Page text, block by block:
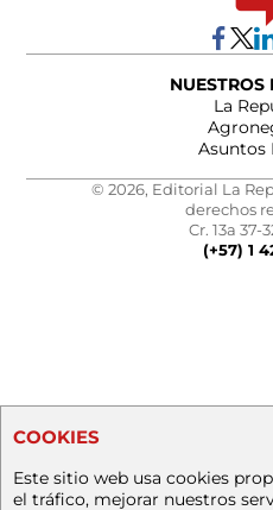
NUESTROS
La
Asuntos
© 2026, Editorial La
derechos
Cr. 13a 37-
(+57) 1
COOKIES
Este sitio web usa cookies
el tráfico, mejorar nuestros